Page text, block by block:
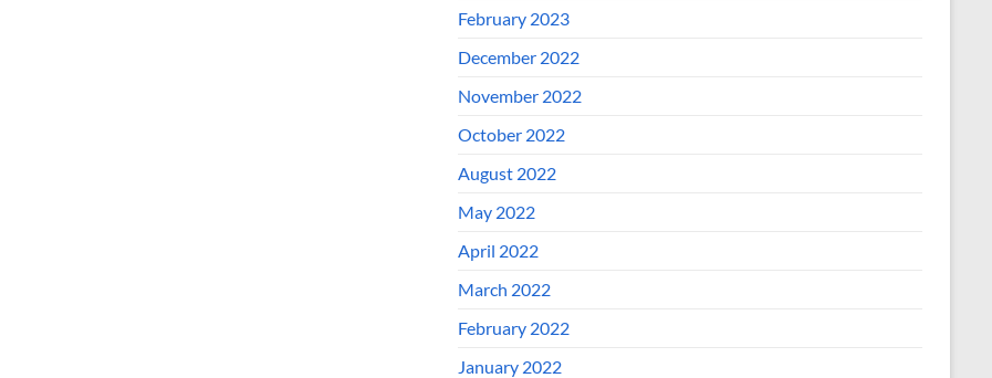
February 2023
December 2022
November 2022
October 2022
August 2022
May 2022
April 2022
March 2022
February 2022
January 2022